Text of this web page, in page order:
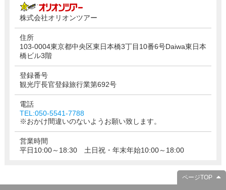
株式会社オリオンツアー
住所
103-0004東京都中央区東日本橋3丁目10番6号Daiwa東日本
橋ビル3階
登録番号
観光庁長官登録旅行業第692号
電話
TEL:050-5541-7788
※おかけ間違いのないようお願い致します。
営業時間
平日10:00～18:30 土日祝・年末年始10:00～18:00
ページTOP